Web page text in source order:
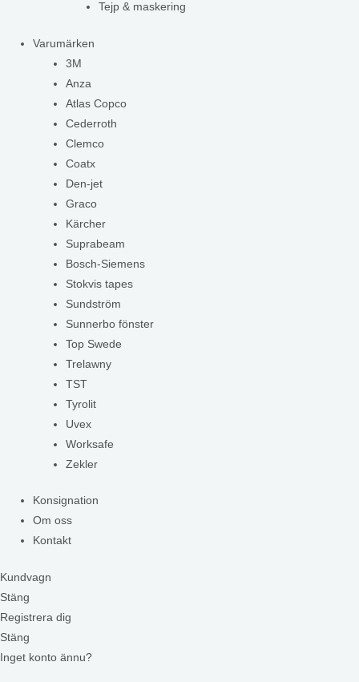
Tejp & maskering
Varumärken
3M
Anza
Atlas Copco
Cederroth
Clemco
Coatx
Den-jet
Graco
Kärcher
Suprabeam
Bosch-Siemens
Stokvis tapes
Sundström
Sunnerbo fönster
Top Swede
Trelawny
TST
Tyrolit
Uvex
Worksafe
Zekler
Konsignation
Om oss
Kontakt
Kundvagn
Stäng
Registrera dig
Stäng
Inget konto ännu?